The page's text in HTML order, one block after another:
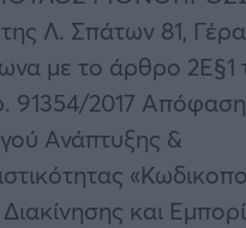
Λ. Σπάτων 81,
με το άρθρο 2Ε§1
91354/2017
Ανάπτυξης &
και